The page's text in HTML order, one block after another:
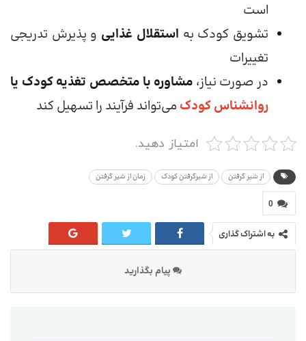
است
تشویق کودک به استقلال غذایی و پذیرش تدریجی
تغییرات
در صورت نیاز، مشاوره با متخصص تغذیه کودک یا
روانشناس کودک می‌تواند فرآیند را تسهیل کند
امتیاز دهید.
از شیر گرفتن از شیرگرفتن کودک زمان از شیر گرفتن
0
به اشتراک گذاری
پیام بگذارید